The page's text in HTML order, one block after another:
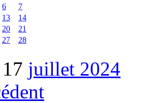
6
7
13
14
20
21
27
28
juillet 2024